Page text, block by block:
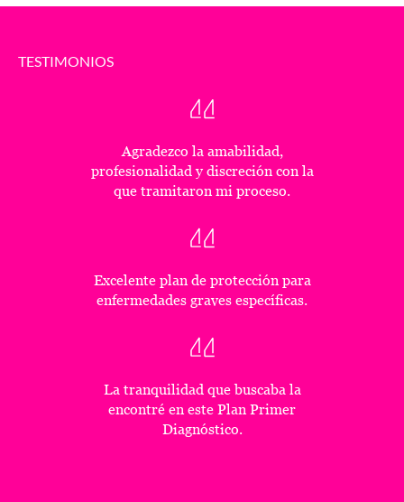
TESTIMONIOS
Agradezco la amabilidad,
profesionalidad y discreción con la
que tramitaron mi proceso.
Excelente plan de protección para
enfermedades graves específicas.
La tranquilidad que buscaba la
encontré en este Plan Primer
Diagnóstico.